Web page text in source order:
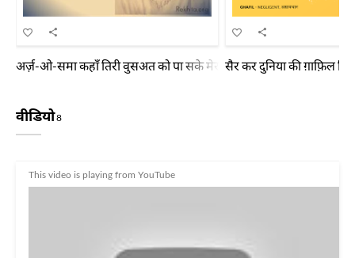
अर्ज़-ओ-समा कहाँ तिरी वुसअत को पा सके मेरा ही दिल है वो कि जहाँ तू समा
सैर कर दुनिया की ग़ाफ़िल
वीडियो8
This video is playing from YouTube